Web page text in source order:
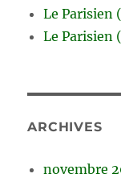
Le Parisien
Le Parisien
ARCHIVES
novembre